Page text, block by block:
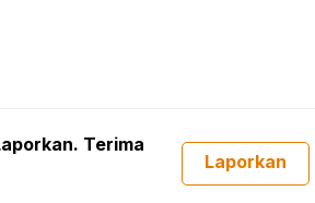
Terima
Laporkan